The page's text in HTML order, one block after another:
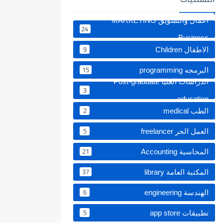
اعمال والتسويق MARKETING
Business
24
الاطفال Children 9
البرمجه programming 15
الدراسات العليا Post-graduate
education ‏
3
الطب medical 2
العمل الحر freelancer 5
المحاسبة Accounting 21
المكتبة العامة library 37
الهندسة engineering 6
تطبيقات app store 5